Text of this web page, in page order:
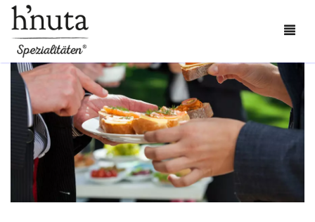
BESTELLEN
BLOG
KONTAKT